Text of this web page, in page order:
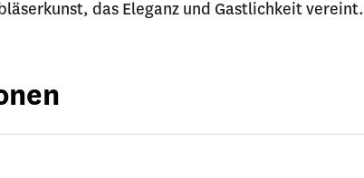
das Eleganz und Gastlichkeit vereint.